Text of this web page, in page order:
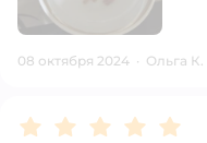
08 октября 2024 · Ольга К.
Рейтинг:5